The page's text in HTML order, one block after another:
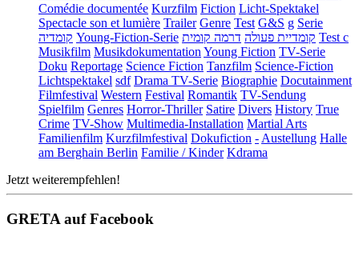
Comédie documentée Kurzfilm Fiction Licht-Spektakel
Spectacle son et lumière Trailer Genre Test G&S g Serie
קומדיה Young-Fiction-Serie קומדיית פעולה דרמה קומית
Test c
Musikfilm Musikdokumentation Young Fiction TV-Serie
Doku Reportage Science Fiction Tanzfilm Science-Fiction
Lichtspektakel sdf Drama TV-Serie Biographie Docutainment
Filmfestival Western Festival Romantik TV-Sendung
Spielfilm Genres Horror-Thriller Satire Divers History True
Crime TV-Show Multimedia-Installation Martial Arts
Familienfilm Kurzfilmfestival Dokufiction - Austellung Halle
am Berghain Berlin Familie / Kinder Kdrama
Jetzt weiterempfehlen!
GRETA auf Facebook